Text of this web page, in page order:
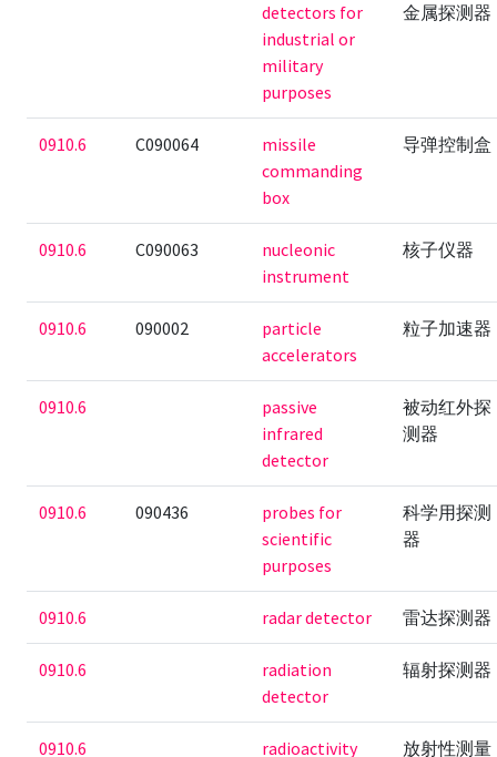
detectors for
industrial or
military
purposes
金属探测器
0910.6 C090064
missile
commanding
box
导弹控制盒
0910.6 C090063
nucleonic
instrument
核子仪器
0910.6 090002
particle
accelerators
粒子加速器
0910.6
passive
infrared
detector
被动红外探
测器
0910.6 090436
probes for
scientific
purposes
科学用探测
器
0910.6 radar detector 雷达探测器
0910.6
radiation
detector
辐射探测器
0910.6 radioactivity 放射性测量